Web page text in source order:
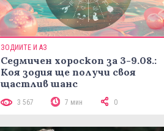
ЗОДИИТЕ И АЗ
Седмичен хороскоп за 3-9.08.:
Коя зодия ще получи своя
щастлив шанс
3 567 7 мин 0